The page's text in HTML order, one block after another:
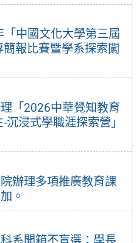
中國文化大學第三屆
報比賽暨學系探索闖
「2026中華覺知教育
浸式學職涯探索營」
辦理多項推廣教育課
。